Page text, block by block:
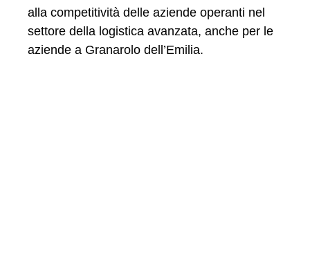
alla competitività delle aziende operanti nel
settore della logistica avanzata, anche per le
aziende a Granarolo dell’Emilia.